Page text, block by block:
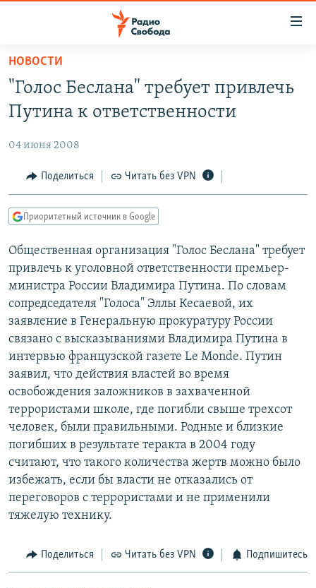
упрощенного
доступа
Вернуться
основному
Вернутся
главной
навигации
Вернутся
поиску
ПРОГРАММЫ
АВТОРСКИЕ ПРОЕКТЫ
ЦИТАТЫ СВОБОДЫ
МНЕНИЯ
IDEL.РЕАЛИИ
КАВКАЗ.РЕАЛИИ
СЕВЕР.РЕАЛИИ
СИБИРЬ.РЕАЛИИ
РАСПИСАНИЕ ВЕЩАНИЯ
ПОДПИШИТЕСЬ НА РАССЫЛКУ
СОЦИАЛЬНЫЕ СЕТИ
Все сайты РСЕ/РС
НОВОСТИ
"Голос Беслана" требует привлечь
Путина к ответственности
04 июня 2008
Поделиться Читать без VPN
Приоритетный источник в Google
Общественная организация "Голос Беслана" требует
привлечь к уголовной ответственности премьер-
министра России Владимира Путина. По словам
сопредседателя "Голоса" Эллы Кеcаевой, их
заявление в Генеральную прокуратуру России
связано с высказываниями Владимира Путина в
интервью французской газете Le Monde. Путин
заявил, что действия властей во время
освобождения заложников в захваченной
террористами школе, где погибли свыше трехсот
человек, были правильными. Родные и близкие
погибших в результате теракта в 2004 году
считают, что такого количества жертв можно было
избежать, если бы власти не отказались от
переговоров с террористами и не применили
тяжелую технику.
Поделиться Читать без VPN Подпишитесь